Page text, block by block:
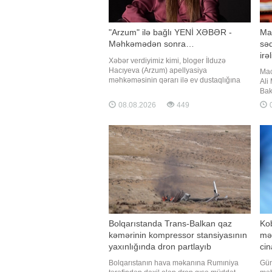
"Arzum" ilə bağlı YENİ XƏBƏR -
Məhkəmədən sonra…
Xəbər verdiyimiz kimi, bloger İlduzə
Hacıyeva (Arzum) apellyasiya
məhkəməsinin qərarı ilə ev dustaqlığına
bütün sosial şəbəkə paylaşımını silib. O,
818 mindən çox izləyicisi olan səhifəsində
ona sosial şəbəkədən istifadə qadağas
08.08.2026 449
Ali
Bolqarıstanda Trans-Balkan qaz
kəmərinin kompressor stansiyasının
yaxınlığında dron partlayıb
Bolqarıstanın hava məkanına Rumıniya